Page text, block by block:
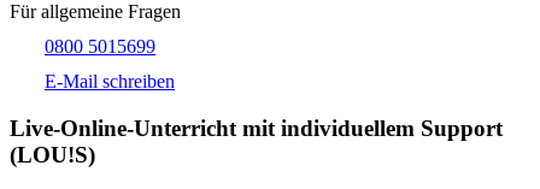
Für allgemeine Fragen
0800 5015699
E-Mail schreiben
Live-​Online-Unterricht mit individuellem Support
(LOU!S)